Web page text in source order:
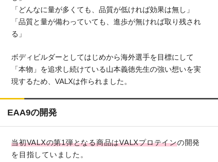
「どんなに量が多くても、品質が低ければ効果は無し」
「品質と量が備わっていても、進歩が無ければ取り残され
る」
ボディビルダーとしてはじめから海外選手を目標にして
「本物」を追求し続けている山本義徳先生の強い想いを実
現するため、VALXは作られました。
EAA9の開発
当初VALXの第1弾となる商品はVALXプロテインの開発
を目指していました。